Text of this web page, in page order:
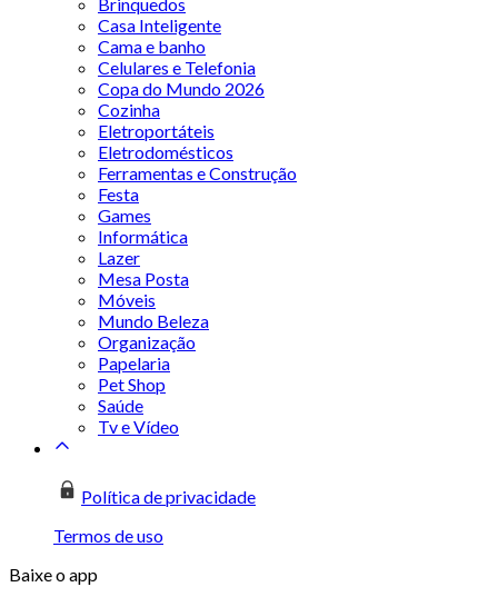
Casa Inteligente
Cama e banho
Celulares e Telefonia
Copa do Mundo 2026
Cozinha
Eletroportáteis
Eletrodomésticos
Ferramentas e Construção
Festa
Games
Informática
Lazer
Mesa Posta
Móveis
Mundo Beleza
Organização
Papelaria
Pet Shop
Saúde
Tv e Vídeo
Política de privacidade
Termos de uso
Baixe o app